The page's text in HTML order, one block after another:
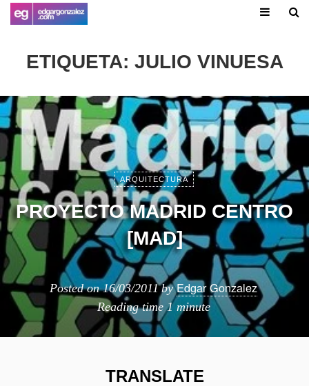
ETIQUETA: JULIO VINUESA
ARQUITECTURA
PROYECTO MADRID CENTRO
[MAD]
Posted on16/03/2011 byEdgar Gonzalez
Reading time1 minute
TRANSLATE